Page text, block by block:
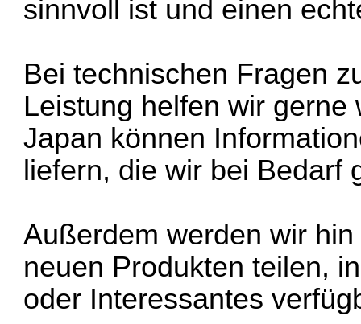
sinnvoll ist und einen
Bei technischen Fragen
Leistung helfen wir
Japan können
liefern, die wir bei Bedarf
Außerdem werden wir
neuen Produkten teilen,
oder Interessantes